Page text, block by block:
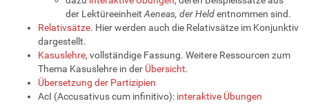
der Lektüreeinheit Aeneas, der Heldentnommen sind.
Relativsätze. Hier werden auch die Relativsätze im Konjunktiv
dargestellt.
Kasuslehre, vollständige Fassung. Weitere Ressourcen zum
Thema Kasuslehre in der Übersicht.
Übersetzung der Partizipien
AcI (Accusativus cum infinitivo): interaktive Übungen